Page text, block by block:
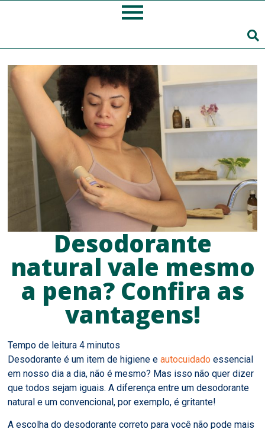
Desodorante
natural vale mesmo
a pena? Confira as
vantagens!
Desodorante é um item de higiene eautocuidado essencial
em nosso dia a dia, não é mesmo? Mas isso não quer dizer
que todos sejam iguais. A diferença entre um desodorante
natural e um convencional, por exemplo, é gritante!
A escolha do desodorante correto para você não pode mais